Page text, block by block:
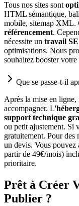
Tous nos sites sont
HTML sémantique,
mobile, sitemap XML.
référencement.
nécessite un travail
optimisations. Nous
souhaitez booster
Que se passe-t-il
Après la mise en
accompagner. L'
support technique
ou petit ajustement. Si
gratuitement. Pour des
un devis. Vous pouvez
partir de 49€/mois)
prioritaire.
Prêt à Créer
Publier ?